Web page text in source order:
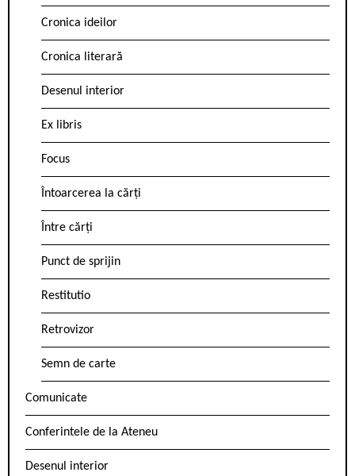
Cronica ideilor
Cronica literară
Desenul interior
Ex libris
Focus
Întoarcerea la cărți
Între cărți
Punct de sprijin
Restitutio
Retrovizor
Semn de carte
Comunicate
Conferintele de la Ateneu
Desenul interior